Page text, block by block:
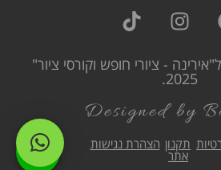
- ציורי חופש וקורסי ציור"
2025.
Designed by
תקנון
אתר
הצהרת נגישות